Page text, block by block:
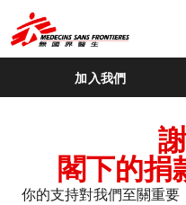
加入我們
閣下的捐
你的支持對我們至關重要